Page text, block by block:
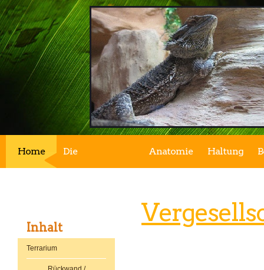
Home Die Anatomie Haltung
Inhalt
Terrarium